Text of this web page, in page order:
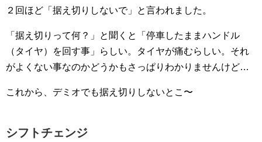
２回ほど「据え切りしないで」と言われました。
「据え切りって何？」と聞くと「停車したままハンドル
（タイヤ）を回す事」らしい。タイヤが痛むらしい。それ
がよくない事なのかどうかもさっぱりわかりませんけど…
これから、デミオでも据え切りしないとこ〜
シフトチェンジ